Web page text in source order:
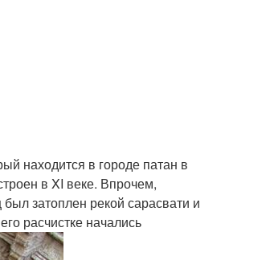
находится в городе патан в
в XI веке. Впрочем,
затоплен рекой сарасвати и
расчистке начались